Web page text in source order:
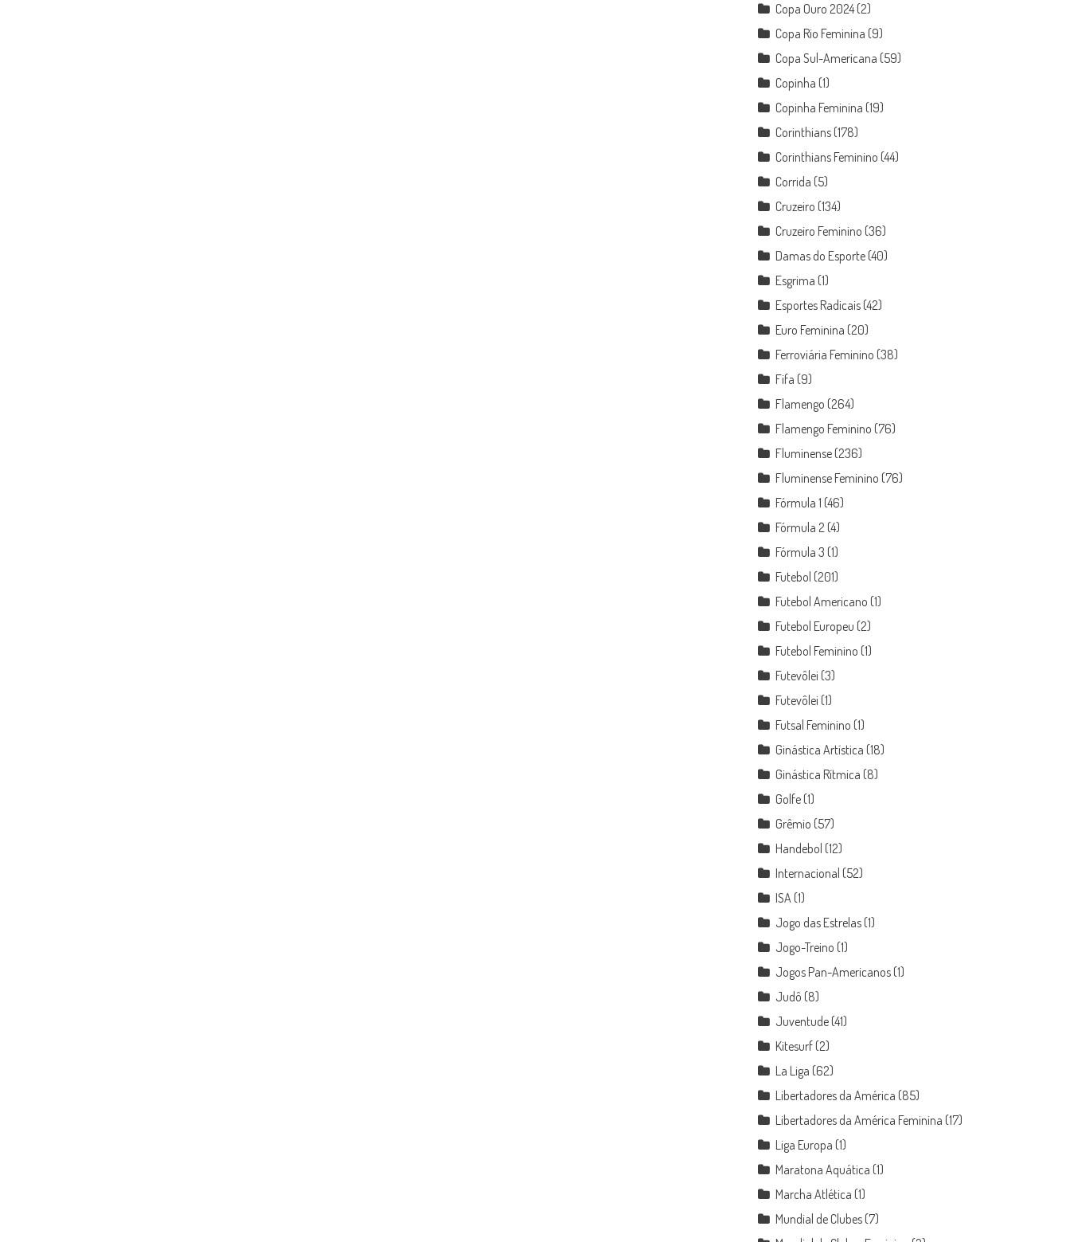
Copa Ouro 2024(2)
Copa Rio Feminina (9)
Copa Sul-Americana (59)
Copinha (1)
Copinha Feminina (19)
Corinthians (178)
Corinthians Feminino (44)
Corrida (5)
Cruzeiro (134)
Cruzeiro Feminino (36)
Damas do Esporte (40)
Esgrima (1)
Esportes Radicais (42)
Euro Feminina (20)
Ferroviária Feminino (38)
Fifa (9)
Flamengo (264)
Flamengo Feminino (76)
Fluminense (236)
Fluminense Feminino (76)
Fórmula 1 (46)
Fórmula 2 (4)
Fórmula 3 (1)
Futebol (201)
Futebol Americano (1)
Futebol Europeu (2)
Futebol Feminino (1)
Futevôlei (3)
Futevôlei (1)
Futsal Feminino (1)
Ginástica Artística (18)
Ginástica Rítmica (8)
Golfe (1)
Grêmio (57)
Handebol (12)
Internacional (52)
ISA (1)
Jogo das Estrelas (1)
Jogo-Treino (1)
Jogos Pan-Americanos (1)
Judô (8)
Juventude (41)
Kitesurf (2)
La Liga (62)
Libertadores da América (85)
Libertadores da América Feminina (17)
Liga Europa (1)
Maratona Aquática (1)
Marcha Atlética (1)
Mundial de Clubes (7)